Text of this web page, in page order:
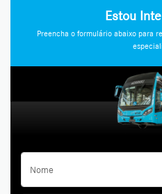
Estou
Preencha o formulário abaixo para